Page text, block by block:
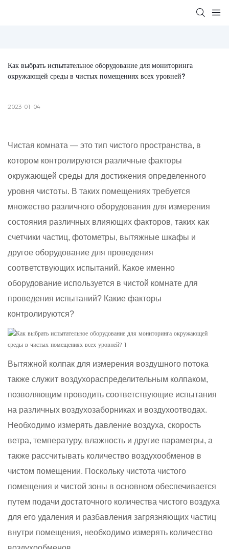
Как выбрать испытательное оборудование для мониторинга
окружающей среды в чистых помещениях всех уровней?
2023-01-04
Чистая комната — это тип чистого пространства, в
котором контролируются различные факторы
окружающей среды для достижения определенного
уровня чистоты. В таких помещениях требуется
множество различного оборудования для измерения
состояния различных влияющих факторов, таких как
счетчики частиц, фотометры, вытяжные шкафы и
другое оборудование для проведения
соответствующих испытаний. Какое именно
оборудование используется в чистой комнате для
проведения испытаний? Какие факторы
контролируются?
Вытяжной колпак для измерения воздушного потока
также служит воздухораспределительным колпаком,
позволяющим проводить соответствующие испытания
на различных воздухозаборниках и воздухоотводах.
Необходимо измерять давление воздуха, скорость
ветра, температуру, влажность и другие параметры, а
также рассчитывать количество воздухообменов в
чистом помещении. Поскольку чистота чистого
помещения и чистой зоны в основном обеспечивается
путем подачи достаточного количества чистого воздуха
для его удаления и разбавления загрязняющих частиц
внутри помещения, необходимо измерять количество